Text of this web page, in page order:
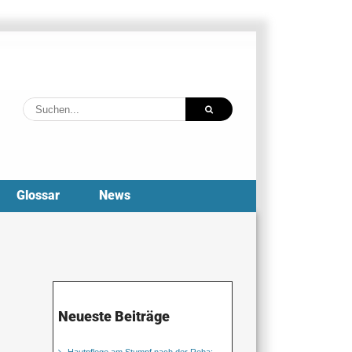
Suche
nach:
Glossar News
Neueste Beiträge